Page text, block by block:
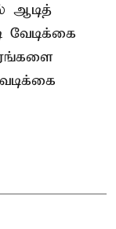
ஆடித்
வேடிக்கை